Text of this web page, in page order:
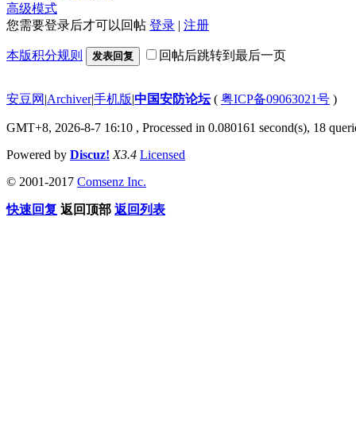
高级模式
您需要登录后才可以回帖 登录 | 注册
本版积分规则 发表回复 回帖后跳转到最后一页
安豆网 |Archiver|手机版|中国安防论坛( 粤ICP备09063021号 )
GMT+8, 2026-8-7 16:10 , Processed in 0.080161 second(s), 18
Powered by Discuz! X3.4 Licensed
© 2001-2017 Comsenz Inc.
快速回复 返回顶部 返回列表